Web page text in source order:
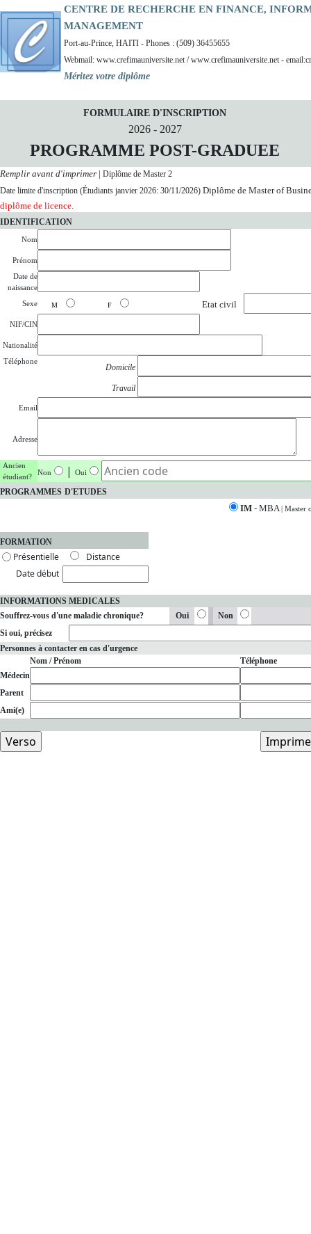
CENTRE DE RECHERCHE EN FINANCE,
MANAGEMENT
Port-au-Prince, HAITI - Phones : (509) 36455655
Webmail: www.crefimauniversite.net / www.crefimauniversite.net -
Méritez votre diplôme
FORMULAIRE D'INSCRIPTION
2026 - 2027
PROGRAMME POST-GRADUEE
Remplir avant d'imprimer | Diplôme de Master 2
Date limite d'inscription (Étudiants janvier 2026: 30/11/2026) Diplôme de Master of
diplôme de licence.
IDENTIFICATION
Nom
Prénom
Date de
naissance
Sexe
M F Etat civil
NIF/CIN
Nationalité
Téléphone
Domicile
Travail
Email
Adresse
Ancien
étudiant?
Non | Oui
PROGRAMMES D'ETUDES
IM - MBA| Master
FORMATION
Présentielle
Distance
Date début
INFORMATIONS MEDICALES
Souffrez-vous d'une maladie chronique?
Oui
Non
Si oui, précisez
Personnes à contacter en cas d'urgence
Nom / Prénom
Téléphone
Médecin
Parent
Ami(e)